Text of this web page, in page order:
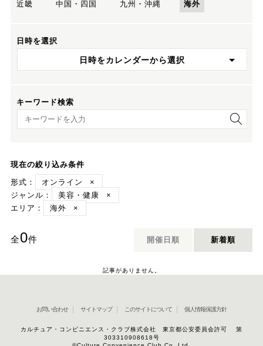
近畿
中国・四国 九州・沖縄 海外
日時を選択
日時をカレンダーから選択
キーワード検索
キーワード検索
現在の絞り込み条件
形式：
オンライン
×
ジャンル：
美容・健康
×
エリア：
海外 ×
全0件 開催日順 新着順
記事がありません。
お問い合わせ サイトマップ このサイトについて 個人情報保護方針
カルチュア・コンビニエンス・クラブ株式会社 東京都公安委員会許可 第
303310908618号